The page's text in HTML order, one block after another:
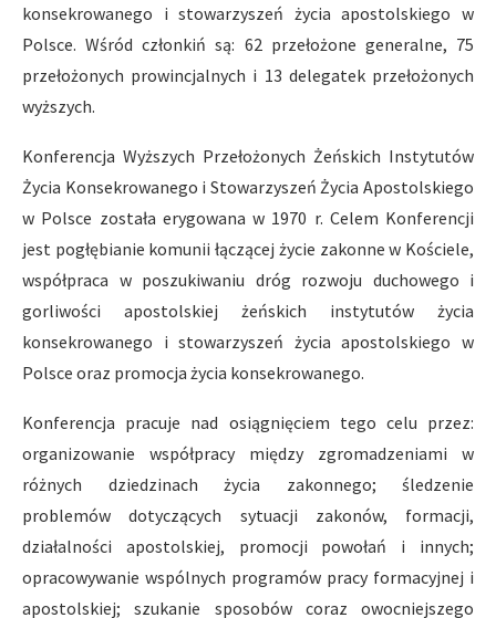
konsekrowanego i stowarzyszeń życia apostolskiego w
Polsce. Wśród członkiń są: 62 przełożone generalne, 75
przełożonych prowincjalnych i 13 delegatek przełożonych
wyższych.
Konferencja Wyższych Przełożonych Żeńskich Instytutów
Życia Konsekrowanego i Stowarzyszeń Życia Apostolskiego
w Polsce została erygowana w 1970 r. Celem Konferencji
jest pogłębianie komunii łączącej życie zakonne w Kościele,
współpraca w poszukiwaniu dróg rozwoju duchowego i
gorliwości apostolskiej żeńskich instytutów życia
konsekrowanego i stowarzyszeń życia apostolskiego w
Polsce oraz promocja życia konsekrowanego.
Konferencja pracuje nad osiągnięciem tego celu przez:
organizowanie współpracy między zgromadzeniami w
różnych dziedzinach życia zakonnego; śledzenie
problemów dotyczących sytuacji zakonów, formacji,
działalności apostolskiej, promocji powołań i innych;
opracowywanie wspólnych programów pracy formacyjnej i
apostolskiej; szukanie sposobów coraz owocniejszego